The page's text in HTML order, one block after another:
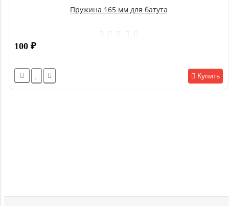
Пружина 165 мм для батута
100 ₽
Купить